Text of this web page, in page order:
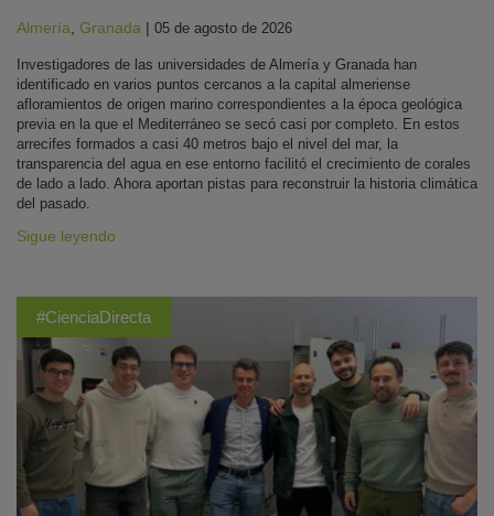
Almería Granada | 05 de agosto de 2026
Investigadores de las universidades de Almería y Granada han
identificado en varios puntos cercanos a la capital almeriense
afloramientos de origen marino correspondientes a la época geológica
previa en la que el Mediterráneo se secó casi por completo. En estos
arrecifes formados a casi 40 metros bajo el nivel del mar, la
transparencia del agua en ese entorno facilitó el crecimiento de corales
de lado a lado. Ahora aportan pistas para reconstruir la historia climática
del pasado.
Sigue leyendo
#CienciaDirecta